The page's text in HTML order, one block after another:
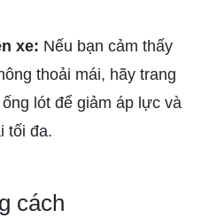
xe: Nếu bạn cảm thấy
thoải mái, hãy trang
lót để giảm áp lực và
tối đa.
cách